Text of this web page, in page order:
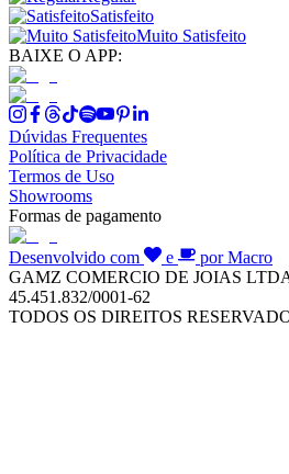
Satisfeito
Muito Satisfeito
BAIXE O APP:
Dúvidas Frequentes
Política de Privacidade
Termos de Uso
Showrooms
Formas de pagamento
Desenvolvido com e
por Macro
GAMZ COMERCIO DE JOIAS
45.451.832/0001-62
TODOS OS DIREITOS